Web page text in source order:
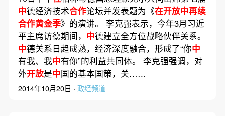
中德经济技术合作论坛并发表题为《在开放中再续
合作黄金季》的演讲。 李克强表示，今年3月习近
平主席访德期间， 中德建立全方位战略伙伴关系。
中德关系日趋成熟，经济深度融合，形成了“你中
有我、我中有你”的利益共同体。 李克强强调，对
外开放是中国的基本国策，关……
2014年10月20日 · 政经频道